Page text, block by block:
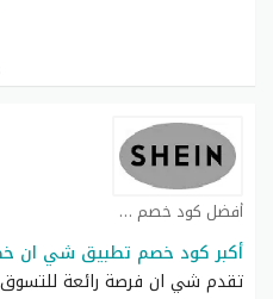
أفضل كود خصم شي ان كوبون
أكبر كود خصم تطبيق شي ان خصم 25% على كل
تقدم شي ان فرصة رائعة